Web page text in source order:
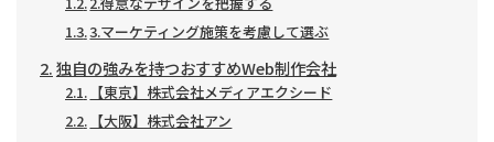
3.マーケティング施策を考慮して選ぶ
独自の強みを持つおすすめWeb制作会社
【東京】株式会社メディアエクシード
【大阪】株式会社アン